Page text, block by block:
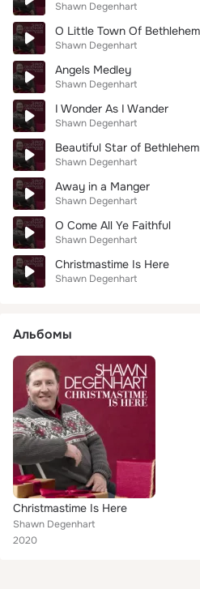
Shawn Degenhart
Shawn Degenhart
Angels Medley
Shawn Degenhart
I Wonder As I Wander
Shawn Degenhart
Beautiful Star of Bethlehem
Shawn Degenhart
Away in a Manger
Shawn Degenhart
O Come All Ye Faithful
Shawn Degenhart
Christmastime Is Here
Shawn Degenhart
Альбомы
Christmastime Is Here
Shawn Degenhart
2020